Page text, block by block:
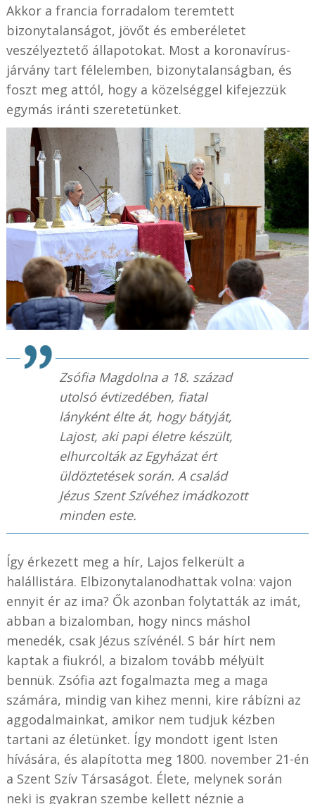
Akkor a francia forradalom teremtett
bizonytalanságot, jövőt és emberéletet
veszélyeztető állapotokat. Most a koronavírus-
járvány tart félelemben, bizonytalanságban, és
foszt meg attól, hogy a közelséggel kifejezzük
egymás iránti szeretetünket.
Zsófia Magdolna a 18. század
utolsó évtizedében, fiatal
lányként élte át, hogy bátyját,
Lajost, aki papi életre készült,
elhurcolták az Egyházat ért
üldöztetések során. A család
Jézus Szent Szívéhez imádkozott
minden este.
Így érkezett meg a hír, Lajos felkerült a
halállistára. Elbizonytalanodhattak volna: vajon
ennyit ér az ima? Ők azonban folytatták az imát,
abban a bizalomban, hogy nincs máshol
menedék, csak Jézus szívénél. S bár hírt nem
kaptak a fiukról, a bizalom tovább mélyült
bennük. Zsófia azt fogalmazta meg a maga
számára, mindig van kihez menni, kire rábízni az
aggodalmainkat, amikor nem tudjuk kézben
tartani az életünket. Így mondott igent Isten
hívására, és alapította meg 1800. november 21-én
a Szent Szív Társaságot. Élete, melynek során
neki is gyakran szembe kellett néznie a